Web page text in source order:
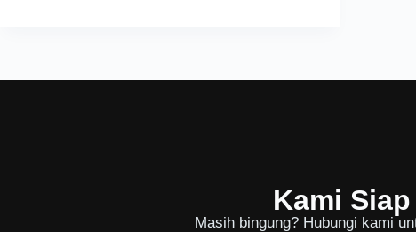
Kami
Masih bingung? Hubungi kami